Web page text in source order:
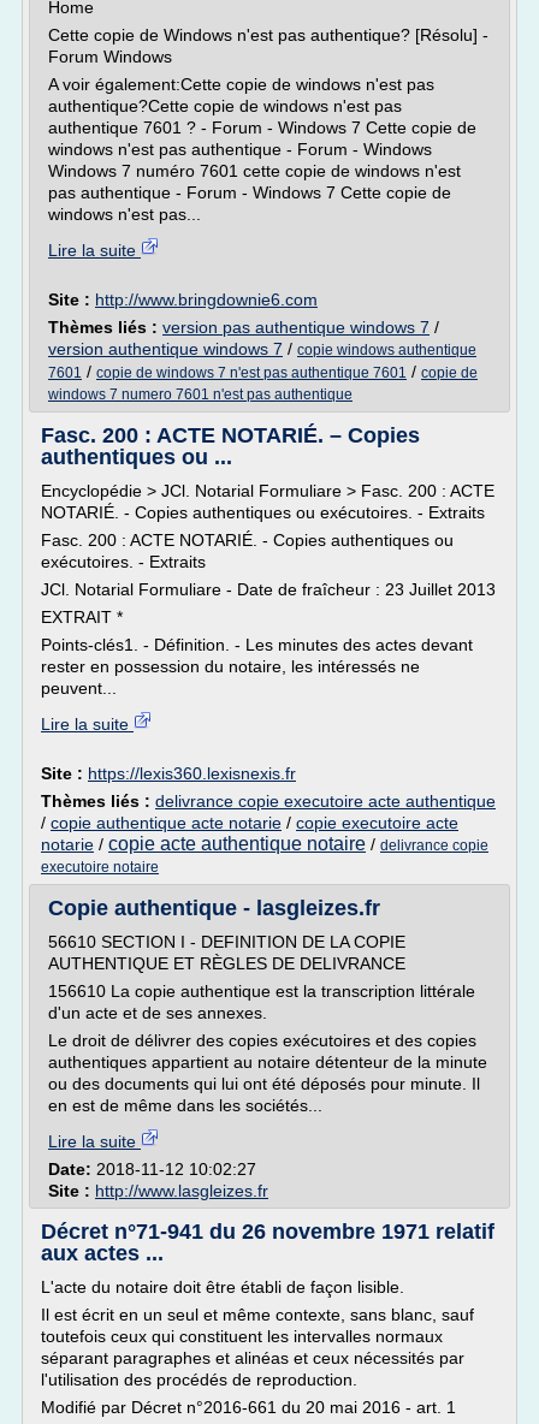
Home
Cette copie de Windows n'est pas authentique? [Résolu] -
Forum Windows
A voir également:Cette copie de windows n'est pas
authentique?Cette copie de windows n'est pas
authentique 7601 ? - Forum - Windows 7 Cette copie de
windows n'est pas authentique - Forum - Windows
Windows 7 numéro 7601 cette copie de windows n'est
pas authentique - Forum - Windows 7 Cette copie de
windows n'est pas...
Lire la suite
Site : http://www.bringdownie6.com
Thèmes liés : version pas authentique windows 7 /
version authentique windows 7 / copie windows authentique
7601 / copie de windows 7 n'est pas authentique 7601 / copie de
windows 7 numero 7601 n'est pas authentique
Fasc. 200 : ACTE NOTARIÉ. – Copies
authentiques ou ...
Encyclopédie > JCl. Notarial Formuliare > Fasc. 200 : ACTE
NOTARIÉ. - Copies authentiques ou exécutoires. - Extraits
Fasc. 200 : ACTE NOTARIÉ. - Copies authentiques ou
exécutoires. - Extraits
JCl. Notarial Formuliare - Date de fraîcheur : 23 Juillet 2013
EXTRAIT *
Points-clés1. - Définition. - Les minutes des actes devant
rester en possession du notaire, les intéressés ne
peuvent...
Lire la suite
Site : https://lexis360.lexisnexis.fr
Thèmes liés : delivrance copie executoire acte authentique
/ copie authentique acte notarie / copie executoire acte
notarie / copie acte authentique notaire / delivrance copie
executoire notaire
Copie authentique - lasgleizes.fr
56610 SECTION I - DEFINITION DE LA COPIE
AUTHENTIQUE ET RÈGLES DE DELIVRANCE
156610 La copie authentique est la transcription littérale
d'un acte et de ses annexes.
Le droit de délivrer des copies exécutoires et des copies
authentiques appartient au notaire détenteur de la minute
ou des documents qui lui ont été déposés pour minute. Il
en est de même dans les sociétés...
Lire la suite
Date: 2018-11-12 10:02:27
Site : http://www.lasgleizes.fr
Décret n°71-941 du 26 novembre 1971 relatif
aux actes ...
L'acte du notaire doit être établi de façon lisible.
Il est écrit en un seul et même contexte, sans blanc, sauf
toutefois ceux qui constituent les intervalles normaux
séparant paragraphes et alinéas et ceux nécessités par
l'utilisation des procédés de reproduction.
Modifié par Décret n°2016-661 du 20 mai 2016 - art. 1